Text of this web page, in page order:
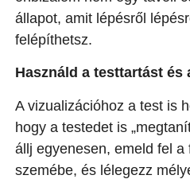
állapot, amit lépésről
felépíthetsz.
Használd a testtartást és
A vizualizációhoz a test is
hogy a testedet is
állj egyenesen, emeld fel a
szemébe, és lélegezz